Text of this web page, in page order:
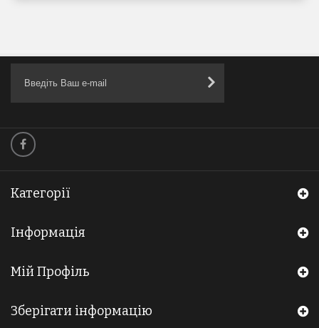
Категорії
Інформація
Мій Профіль
Зберігати інформацію